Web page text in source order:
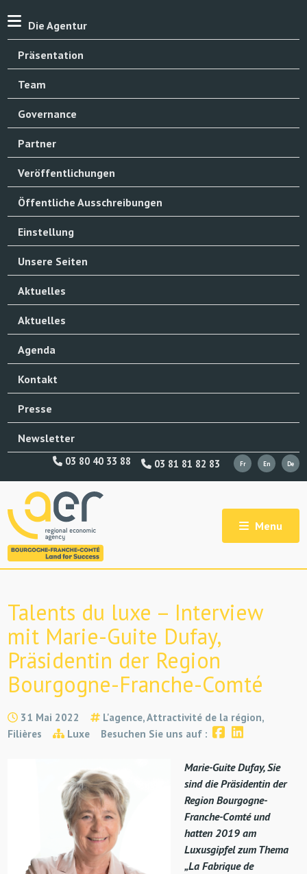
Die Agentur
Präsentation
Team
Governance
Partner
Veröffentlichungen
Öffentliche Ausschreibungen
Einstellung
Unsere Seiten
Aktuelles
Aktuelles
Agenda
Kontakt
Presse
Newsletter
03 81 81 82 83
03 80 40 33 88
Menu
Talents du luxe – Interview
mit Marie-Guite Dufay,
Präsidentin der Region
Bourgogne-Franche-Comté
31 Mai 2022
L'agence, Attractivité de la région,
Filières
Luxe Besuchen Sie uns auf :
Marie-Guite Dufay, Sie
sind die Präsidentin der
Region Bourgogne-
Franche-Comté und
hatten 2019 am
Luxusgipfel zum Thema
„La Fabrique de